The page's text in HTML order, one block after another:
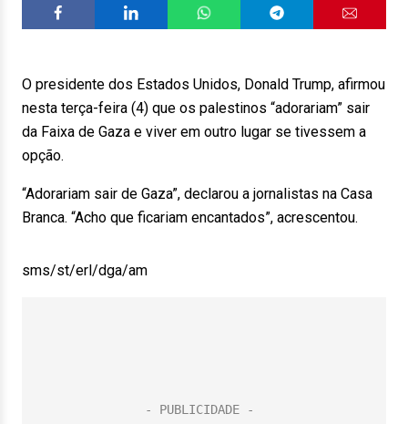
O presidente dos Estados Unidos, Donald Trump, afirmou
nesta terça-feira (4) que os palestinos “adorariam” sair
da Faixa de Gaza e viver em outro lugar se tivessem a
opção.
“Adorariam sair de Gaza”, declarou a jornalistas na Casa
Branca. “Acho que ficariam encantados”, acrescentou.
sms/st/erl/dga/am